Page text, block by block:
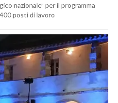
nazionale” per il programma
posti di lavoro